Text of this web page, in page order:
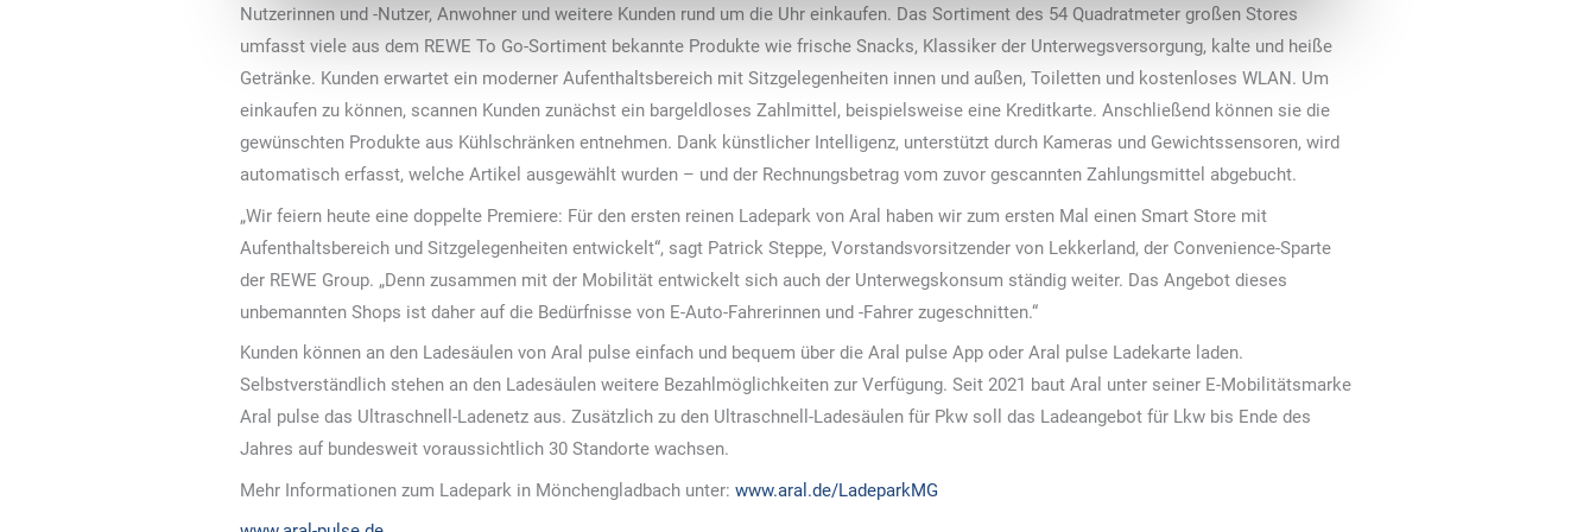
Nutzerinnen und -Nutzer, Anwohner und weitere Kunden rund um die Uhr einkaufen. Das Sortiment des 54 Quadratmeter großen Stores
umfasst viele aus dem REWE To Go-Sortiment bekannte Produkte wie frische Snacks, Klassiker der Unterwegsversorgung, kalte und heiße
Getränke. Kunden erwartet ein moderner Aufenthaltsbereich mit Sitzgelegenheiten innen und außen, Toiletten und kostenloses WLAN. Um
einkaufen zu können, scannen Kunden zunächst ein bargeldloses Zahlmittel, beispielsweise eine Kreditkarte. Anschließend können sie die
gewünschten Produkte aus Kühlschränken entnehmen. Dank künstlicher Intelligenz, unterstützt durch Kameras und Gewichtssensoren, wird
automatisch erfasst, welche Artikel ausgewählt wurden – und der Rechnungsbetrag vom zuvor gescannten Zahlungsmittel abgebucht.
„Wir feiern heute eine doppelte Premiere: Für den ersten reinen Ladepark von Aral haben wir zum ersten Mal einen Smart Store mit
Aufenthaltsbereich und Sitzgelegenheiten entwickelt“, sagt Patrick Steppe, Vorstandsvorsitzender von Lekkerland, der Convenience-Sparte
der REWE Group. „Denn zusammen mit der Mobilität entwickelt sich auch der Unterwegskonsum ständig weiter. Das Angebot dieses
unbemannten Shops ist daher auf die Bedürfnisse von E-Auto-Fahrerinnen und -Fahrer zugeschnitten.“
Kunden können an den Ladesäulen von Aral pulse einfach und bequem über die Aral pulse App oder Aral pulse Ladekarte laden.
Selbstverständlich stehen an den Ladesäulen weitere Bezahlmöglichkeiten zur Verfügung. Seit 2021 baut Aral unter seiner E-Mobilitätsmarke
Aral pulse das Ultraschnell-Ladenetz aus. Zusätzlich zu den Ultraschnell-Ladesäulen für Pkw soll das Ladeangebot für Lkw bis Ende des
Jahres auf bundesweit voraussichtlich 30 Standorte wachsen.
Mehr Informationen zum Ladepark in Mönchengladbach unter:www.aral.de/LadeparkMG